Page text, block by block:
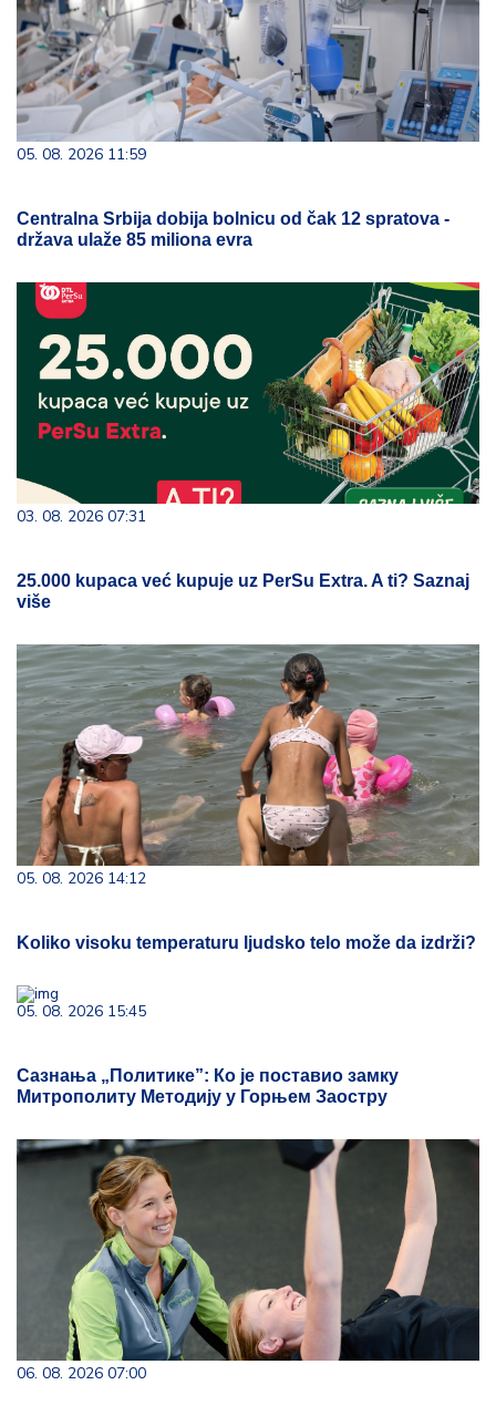
05. 08. 2026 11:59
Centralna Srbija dobija bolnicu od čak 12 spratova -
država ulaže 85 miliona evra
03. 08. 2026 07:31
25.000 kupaca već kupuje uz PerSu Extra. A ti? Saznaj
više
05. 08. 2026 14:12
Koliko visoku temperaturu ljudsko telo može da izdrži?
05. 08. 2026 15:45
Сазнања „Политике”: Ко је поставио замку
Митрополиту Методију у Горњем Заостру
06. 08. 2026 07:00